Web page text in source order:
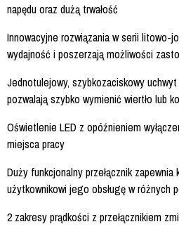
napędu oraz dużą trwałość
Innowacyjne rozwiązania w serii litowo-
wydajność i poszerzają możliwości
Jednotulejowy, szybkozaciskowy
pozwalają szybko wymienić wiertło lub
Oświetlenie LED z opóźnieniem
miejsca pracy
Duży funkcjonalny przełącznik
użytkownikowi jego obsługę w różnych
2 zakresy prądkości z przełącznikiem